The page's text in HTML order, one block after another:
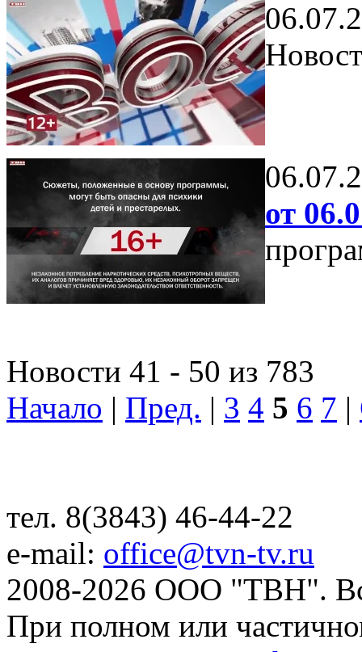
от
Новости 41 - 50 из 783
Начало | Пред. | 3 4 5 6 7 |
тел. 8(3843) 46-44-22
e-mail: office@tvn-tv.ru
2008-2026 ООО "ТВН".
При полном или